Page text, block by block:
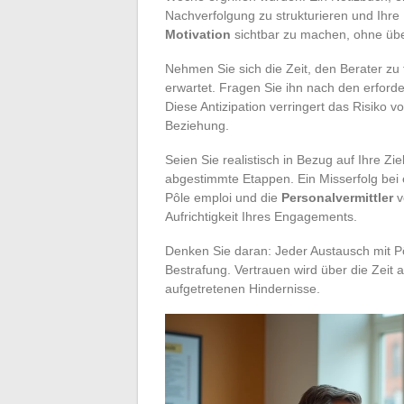
Nachverfolgung zu strukturieren und
Motivation sichtbar zu machen, ohne
Nehmen Sie sich die Zeit, den Berater
erwartet. Fragen Sie ihn nach den
Diese Antizipation verringert das Risiko
Beziehung.
Seien Sie realistisch in Bezug auf Ihre
abgestimmte Etappen. Ein Misserfolg
Pôle emploi und die Personalvermittler
Aufrichtigkeit Ihres Engagements.
Denken Sie daran: Jeder Austausch mit
Bestrafung. Vertrauen wird über die Zeit
aufgetretenen Hindernisse.